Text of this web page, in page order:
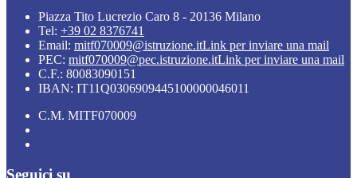
Piazza Tito Lucrezio Caro 8 - 20136 Milano
Tel: +39 02 8376741
Email: mitf070009@istruzione.itLink per inviare una mail
PEC: mitf070009@pec.istruzione.itLink per inviare una mail
C.F.: 80083090151
IBAN: IT11Q0306909445100000046011
C.M. MITF070009
Seguici su